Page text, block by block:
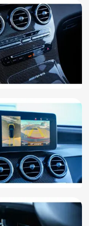
en inruil